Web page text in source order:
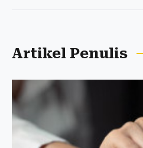
Artikel Penulis